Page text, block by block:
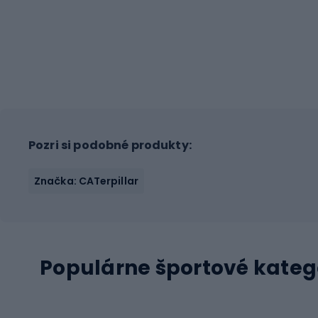
Pozri si podobné produkty:
Značka: CATerpillar
Populárne športové